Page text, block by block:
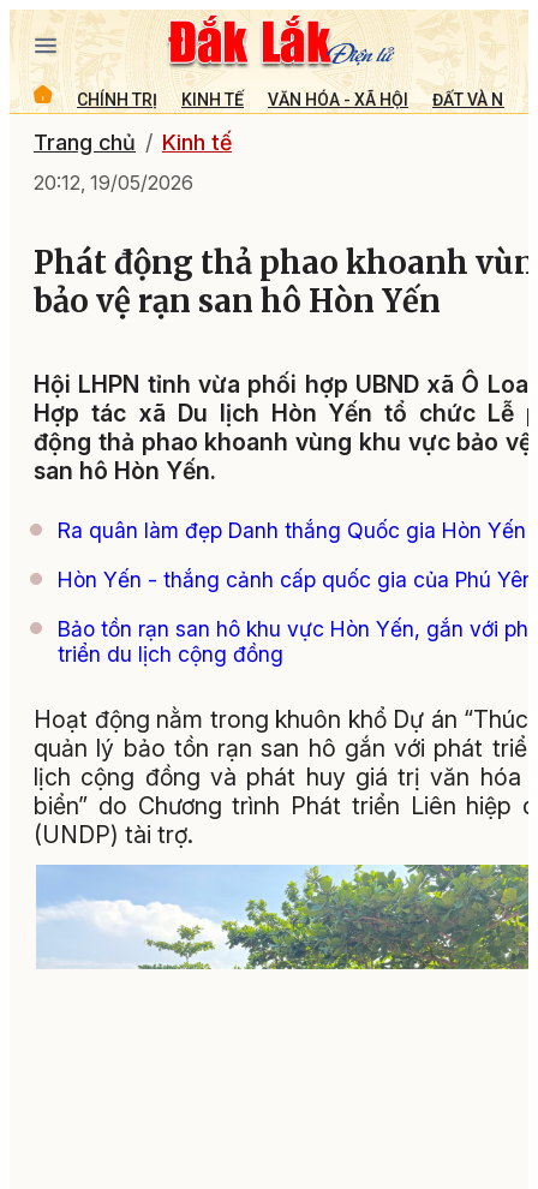
CHÍNH TRỊ KINH TẾ VĂN HÓA - XÃ HỘI ĐẤT VÀ
Trang chủ Kinh tế
20:12, 19/05/2026
Phát động thả phao khoanh
bảo vệ rạn san hô Hòn Yến
Hội LHPN tỉnh vừa phối hợp UBND xã Ô
Hợp tác xã Du lịch Hòn Yến tổ chức Lễ
động thả phao khoanh vùng khu vực bảo vệ
san hô Hòn Yến.
Ra quân làm đẹp Danh thắng Quốc gia Hòn Yến
Hòn Yến - thắng cảnh cấp quốc gia của Phú Yên
Bảo tồn rạn san hô khu vực Hòn Yến, gắn với
triển du lịch cộng đồng
Hoạt động nằm trong khuôn khổ Dự án “Thúc
quản lý bảo tồn rạn san hô gắn với phát
lịch cộng đồng và phát huy giá trị văn hóa
biển” do Chương trình Phát triển Liên hiệp
(UNDP) tài trợ.